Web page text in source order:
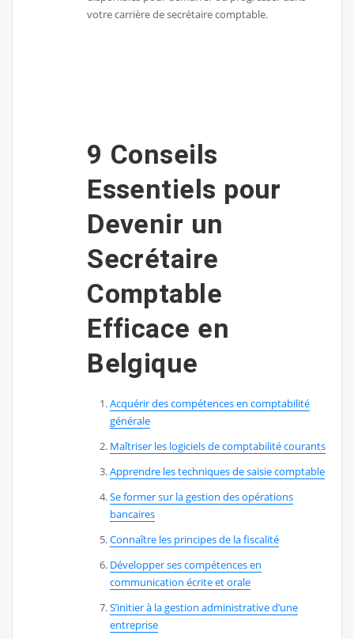
votre carrière de secrétaire comptable.
9 Conseils
Essentiels pour
Devenir un
Secrétaire
Comptable
Efficace en
Belgique
Acquérir des compétences en comptabilité
générale
Maîtriser les logiciels de comptabilité courants
Apprendre les techniques de saisie comptable
Se former sur la gestion des opérations
bancaires
Connaître les principes de la fiscalité
Développer ses compétences en
communication écrite et orale
S’initier à la gestion administrative d’une
entreprise